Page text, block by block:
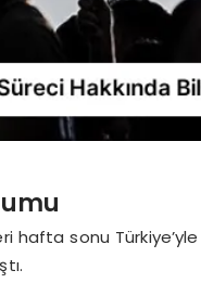
hafta sonu